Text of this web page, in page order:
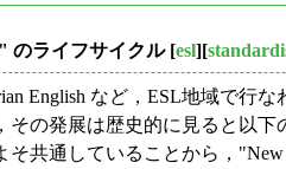
のライフサイクル[esl][
English など，ESL地域で行
その発展は歴史的に見ると以
そ共通していることから，